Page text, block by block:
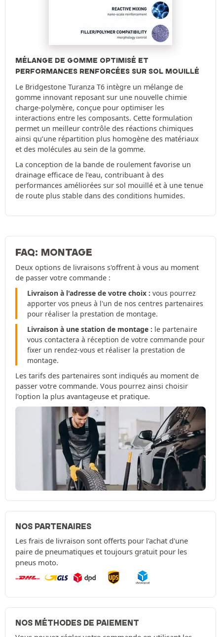
MÉLANGE DE GOMME OPTIMISÉ ET
PERFORMANCES RENFORCÉES SUR SOL MOUILLÉ
Le Bridgestone Turanza T6 intègre un mélange de
gomme innovant reposant sur une nouvelle chimie
charge-polymère, conçue pour optimiser les
interactions entre les composants. Cette formulation
permet un meilleur contrôle des réactions chimiques
ainsi qu’une répartition plus homogène des matériaux
et des molécules au sein de la gomme.
La conception de la bande de roulement favorise un
drainage efficace de l’eau, contribuant à des
performances améliorées sur sol mouillé et à une tenue
de route plus stable dans des conditions humides.
FAQ: MONTAGE
Deux options de livraisons s'offrent à vous au moment
de passer votre commande :
Livraison à l'adresse de votre choix : vous pourrez
apporter vos pneus à l'un de nos centres partenaires
pour réaliser la prestation de montage.
Livraison à une station de montage : le partenaire
vous contactera à réception de votre commande pour
fixer un rendez-vous et réaliser la prestation de
montage.
Les tarifs des partenaires sont indiqués au moment de
passer votre commande. Vous pourrez ainsi choisir
l’option la plus avantageuse et pratique.
NOS PARTENAIRES
Les frais de livraison sont offerts pour l'achat d'une
paire de pneumatiques et toujours gratuit pour les
pneus moto.
NOS MÉTHODES DE PAIEMENT